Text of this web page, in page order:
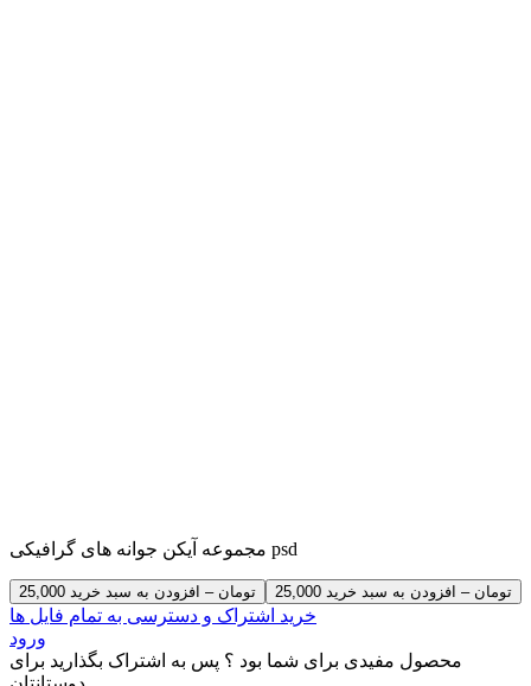
مجموعه آیکن جوانه های گرافیکی psd
25,000 تومان – افزودن به سبد خرید
خرید اشتراک و دسترسی به تمام فایل ها
ورود
محصول مفیدی برای شما بود ؟ پس به اشتراک بگذارید برای